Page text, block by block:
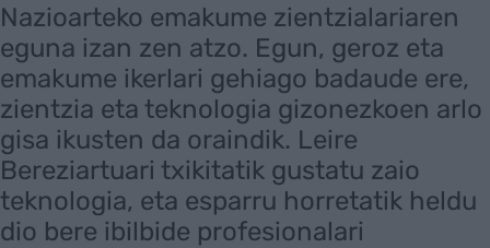
Nazioarteko emakume zientzialariaren
eguna izan zen atzo. Egun, geroz eta
emakume ikerlari gehiago badaude ere,
zientzia eta teknologia gizonezkoen arlo
gisa ikusten da oraindik. Leire
Bereziartuari txikitatik gustatu zaio
teknologia, eta esparru horretatik heldu
dio bere ibilbide profesionalari